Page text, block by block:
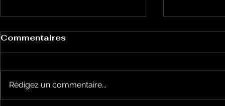
Commentaires
Rédigez un commentaire...